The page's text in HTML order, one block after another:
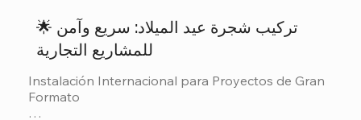
🌟 تركيب شجرة عيد الميلاد: سريع وآمن
للمشاريع التجارية
Instalación Internacional para Proyectos de Gran
Formato